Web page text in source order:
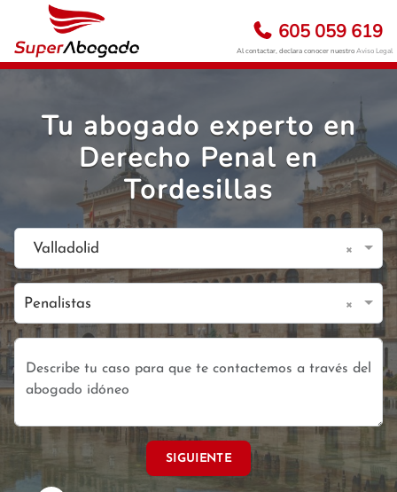
605 059 619
Al contactar, declara conocer nuestroAviso Legal
Tu abogado experto en
Derecho Penal en
Tordesillas
Valladolid ×
Penalistas ×
SIGUIENTE